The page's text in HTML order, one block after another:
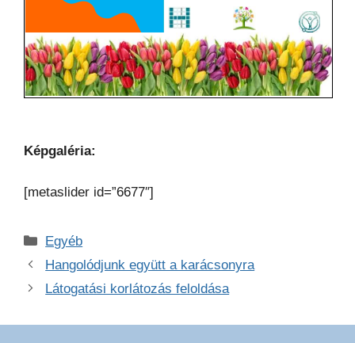
Képgaléria:
[metaslider id=”6677″]
Kategória
Egyéb
Hangolódjunk együtt a karácsonyra
Látogatási korlátozás feloldása